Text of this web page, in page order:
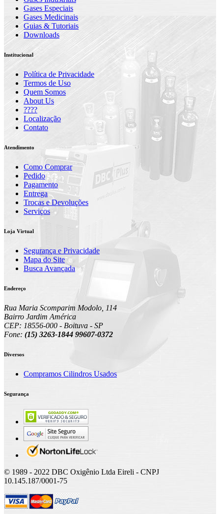
Gases Especiais
Gases Medicinais
Guias & Tutoriais
Downloads
Institucional
Política de Privacidade
Termos de Uso
Quem Somos
About Us
????
Localização
Contato
Atendimento
Como Comprar
Pedido
Pagamento
Entrega
Trocas e Devoluções
Serviços
Loja Virtual
Segurança e Privacidade
Mapa do Site
Busca Avançada
Endereço
Rua Maria Scomparim Modolo, 114
Bairro Jardim América
CEP: 18556-000 - Boituva - SP
Fone: (15) 3263-1844 99607-0372
Diversos
Compramos Cilindros Usados
Segurança
© 1989 - 2022 DBC Oxigênio Ltda Eireli - CNPJ
10.145.187/0001-75